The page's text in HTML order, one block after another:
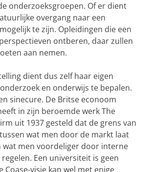
onderzoeksgroepen. Of er dient
overgang naar een
te zijn. Opleidingen die een
ontberen, daar zullen
aan nemen.
dient dus zelf haar eigen
en onderwijs te bepalen.
sinecure. De Britse econoom
in zijn beroemde werk The
uit 1937 gesteld dat de grens van
wat men door de markt laat
wat men voordeliger door interne
Een universiteit is geen
Coase-visie kan wel met enige